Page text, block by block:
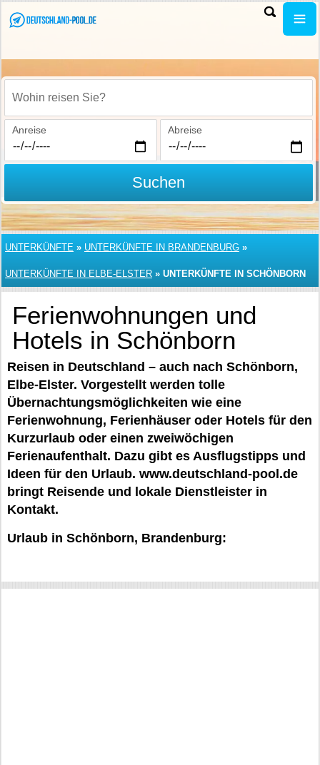
Wohin reisen Sie?
Anreise Abreise
Suchen
UNTERKÜNFTE » UNTERKÜNFTE IN BRANDENBURG »
UNTERKÜNFTE IN ELBE-ELSTER » UNTERKÜNFTE IN SCHÖNBORN
Ferienwohnungen und
Hotels in Schönborn
Reisen in Deutschland – auch nach Schönborn,
Elbe-Elster. Vorgestellt werden tolle
Übernachtungsmöglichkeiten wie eine
Ferienwohnung, Ferienhäuser oder Hotels für den
Kurzurlaub oder einen zweiwöchigen
Ferienaufenthalt. Dazu gibt es Ausflugstipps und
Ideen für den Urlaub. www.deutschland-pool.de
bringt Reisende und lokale Dienstleister in
Kontakt.
Urlaub in Schönborn, Brandenburg: